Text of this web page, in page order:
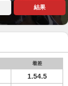
結果
着差
1.54.5